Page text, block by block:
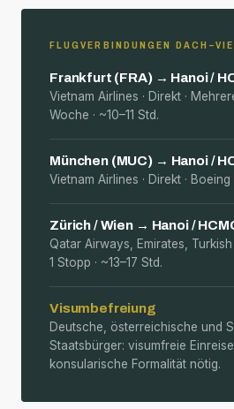
FLUGVERBINDUNGEN
Frankfurt (FRA) → Hanoi /
Vietnam Airlines · Direkt ·
Woche · ~10–11 Std.
München (MUC) → Hanoi /
Vietnam Airlines · Direkt · Boeing
Zürich / Wien → Hanoi /
Qatar Airways, Emirates,
1 Stopp · ~13–17 Std.
Visumbefreiung
Deutsche, österreichische und
Staatsbürger: visumfreie
konsularische Formalität nötig.